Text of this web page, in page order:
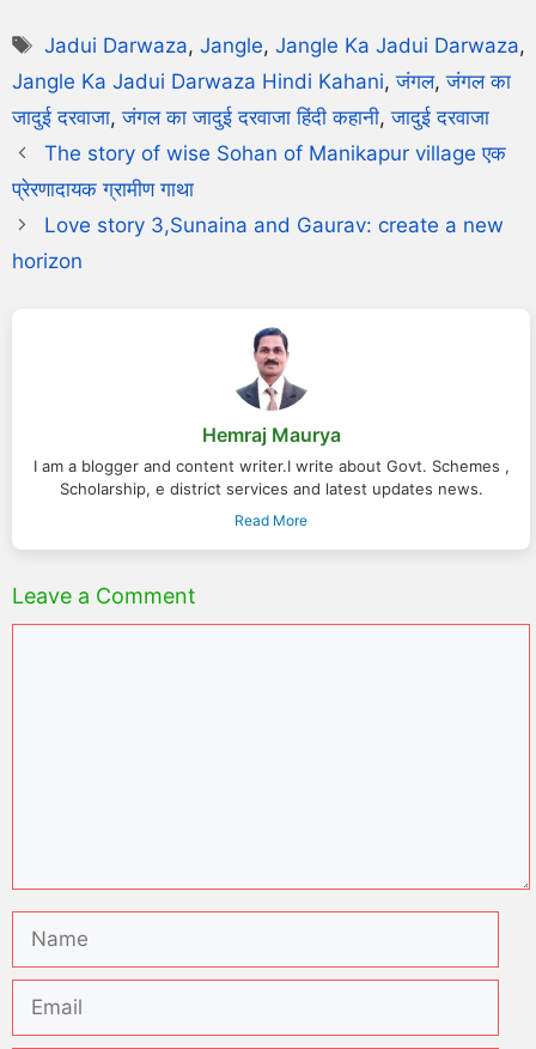
Jadui Darwaza,Jangle,Jangle Ka Jadui Darwaza,
Jangle Ka Jadui Darwaza Hindi Kahani,जंगल,जंगल का
जादुई दरवाजा,जंगल का जादुई दरवाजा हिंदी कहानी,जादुई दरवाजा
The story of wise Sohan of Manikapur village एक
प्रेरणादायक ग्रामीण गाथा
Love story 3,Sunaina and Gaurav: create a new
horizon
Hemraj Maurya
I am a blogger and content writer.I write about Govt. Schemes ,
Scholarship, e district services and latest updates news.
Read More
Leave a Comment